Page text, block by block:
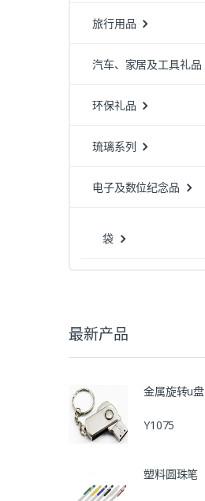
旅行用品
汽车、家居及工具礼品
环保礼品
琉璃系列
电子及数位纪念品
袋
最新产品
金属旋转u盘
Y1075
塑料圆珠笔